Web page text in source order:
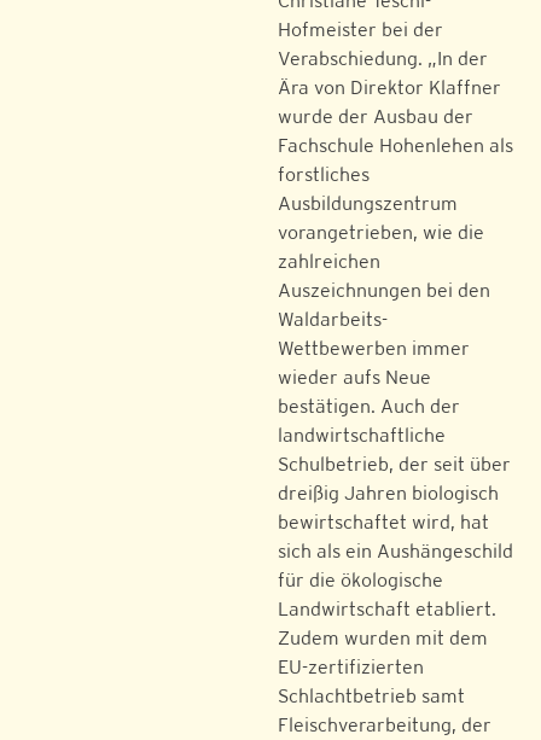
Hofmeister bei der
Verabschiedung. „In der
Ära von Direktor Klaffner
wurde der Ausbau der
Fachschule Hohenlehen als
forstliches
Ausbildungszentrum
vorangetrieben, wie die
zahlreichen
Auszeichnungen bei den
Waldarbeits-
Wettbewerben immer
wieder aufs Neue
bestätigen. Auch der
landwirtschaftliche
Schulbetrieb, der seit über
dreißig Jahren biologisch
bewirtschaftet wird, hat
sich als ein Aushängeschild
für die ökologische
Landwirtschaft etabliert.
Zudem wurden mit dem
EU-zertifizierten
Schlachtbetrieb samt
Fleischverarbeitung, der